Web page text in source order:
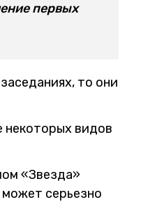
первых
то они
некоторых видов
«Звезда»
серьезно